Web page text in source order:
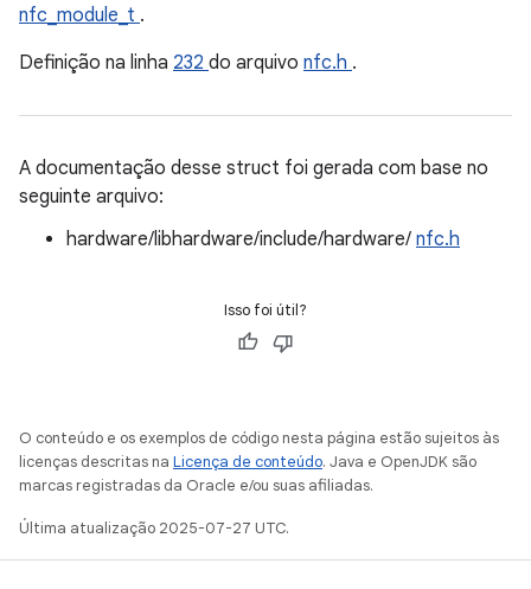
nfc_module_t .
Definição na linha 232 do arquivo nfc.h .
A documentação desse struct foi gerada com base no
seguinte arquivo:
hardware/libhardware/include/hardware/ nfc.h
Isso foi útil?
O conteúdo e os exemplos de código nesta página estão sujeitos às
licenças descritas na Licença de conteúdo. Java e OpenJDK são
marcas registradas da Oracle e/ou suas afiliadas.
Última atualização 2025-07-27 UTC.